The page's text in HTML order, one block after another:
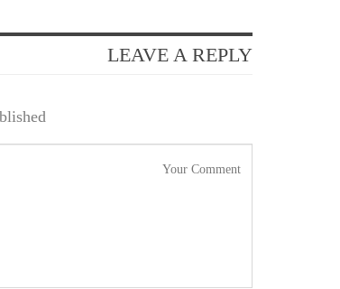
LEAVE A REPLY